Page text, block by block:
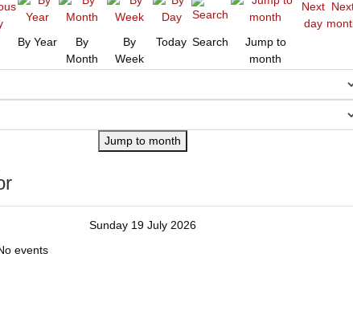
By Year
By
Month
By
Week
Today Search
Jump to
month
Jump to month
Sunday 19 July 2026
events